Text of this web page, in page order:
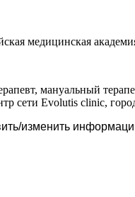
медицинская
мануальный
сети Evolutis clinic,
изменить